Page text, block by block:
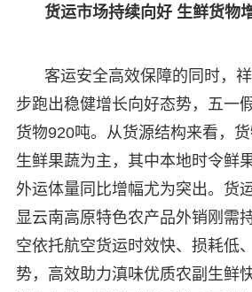
货运市场持续向好 生鲜货物
客运安全高效保障的同时，
步跑出稳健增长向好态势，五一
货物920吨。从货源结构来看，货
生鲜果蔬为主，其中本地时令鲜
外运体量同比增幅尤为突出。货
显云南高原特色农产品外销刚需
空依托航空货运时效快、损耗低
势，高效助力滇味优质农副生鲜